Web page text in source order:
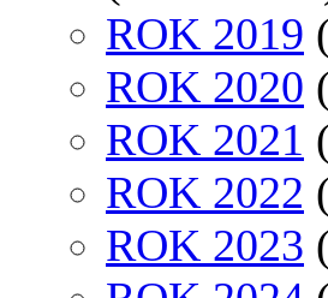
ROK 2019
ROK 2020
ROK 2021
ROK 2022
ROK 2023